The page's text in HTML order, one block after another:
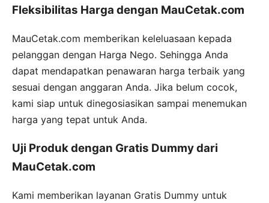
Fleksibilitas Harga dengan MauCetak.com
MauCetak.com memberikan keleluasaan kepada
pelanggan dengan Harga Nego. Sehingga Anda
dapat mendapatkan penawaran harga terbaik yang
sesuai dengan anggaran Anda. Jika belum cocok,
kami siap untuk dinegosiasikan sampai menemukan
harga yang tepat untuk Anda.
Uji Produk dengan Gratis Dummy dari
MauCetak.com
Kami memberikan layanan Gratis Dummy untuk